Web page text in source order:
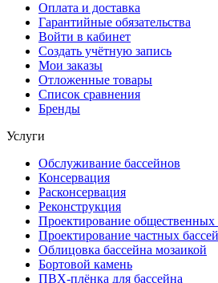
Оплата и доставка
Гарантийные обязательства
Войти в кабинет
Создать учётную запись
Мои заказы
Отложенные товары
Список сравнения
Бренды
Услуги
Обслуживание бассейнов
Консервация
Расконсервация
Реконструкция
Проектирование общественных
Проектирование частных
Облицовка бассейна мозаикой
Бортовой камень
ПВХ-плёнка для бассейна